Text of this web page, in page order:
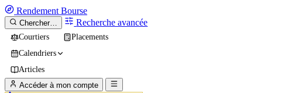
Rendement Bourse
Chercher… Recherche avancée
Courtiers
Placements
Calendriers
Articles
Accéder à mon compte